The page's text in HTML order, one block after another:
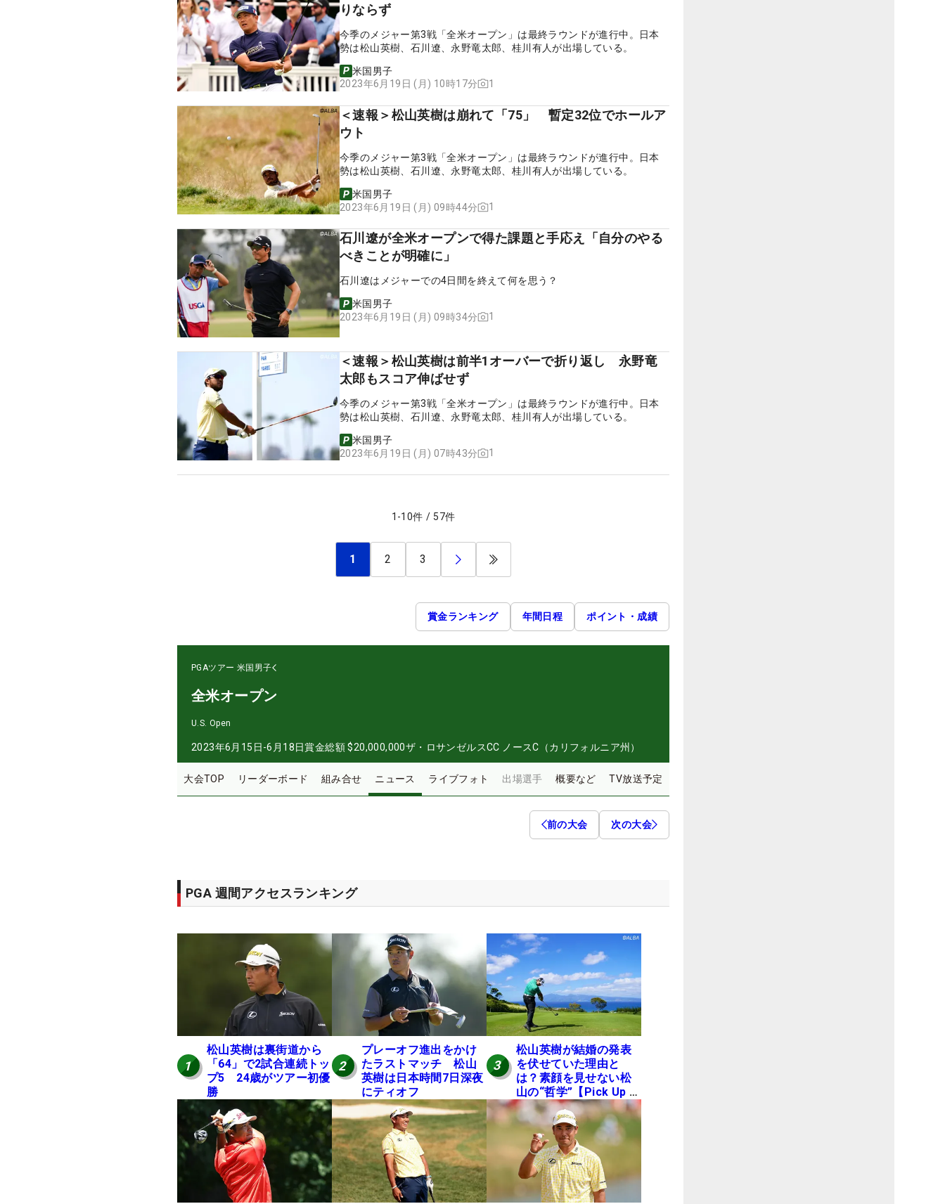
りならず
今季のメジャー第3戦「全米オープン」は最終ラウンドが進行中。日本
勢は松山英樹、石川遼、永野竜太郎、桂川有人が出場している。
米国男子
2023年6月19日 (月) 10時17分
1
＜速報＞松山英樹は崩れて「75」 暫定32位でホールア
ウト
今季のメジャー第3戦「全米オープン」は最終ラウンドが進行中。日本
勢は松山英樹、石川遼、永野竜太郎、桂川有人が出場している。
米国男子
2023年6月19日 (月) 09時44分
1
石川遼が全米オープンで得た課題と手応え「自分のやる
べきことが明確に」
石川遼はメジャーでの4日間を終えて何を思う？
米国男子
2023年6月19日 (月) 09時34分
1
＜速報＞松山英樹は前半1オーバーで折り返し 永野竜
太郎もスコア伸ばせず
今季のメジャー第3戦「全米オープン」は最終ラウンドが進行中。日本
勢は松山英樹、石川遼、永野竜太郎、桂川有人が出場している。
米国男子
2023年6月19日 (月) 07時43分
1
1 -10件 / 57件
1 2 3
賞金ランキング 年間日程 ポイント・成績
PGAツアー 米国男子
全米オープン
U.S. Open
2023年6月15日-6月18日賞金総額 $20,000,000ザ・ロサンゼルスCC ノースC（カリフォルニア州）
大会TOP リーダーボード 組み合せ ニュース ライブフォト 出場選手 概要など TV放送予定
前の大会 次の大会
PGA 週間アクセスランキング
1
松山英樹は裏街道から
「64」で2試合連続トッ
プ5 24歳がツアー初優
勝
2
プレーオフ進出をかけ
たラストマッチ 松山
英樹は日本時間7日深夜
にティオフ
3
松山英樹が結婚の発表
を伏せていた理由と
は？素顔を見せない松
山の“哲学”【Pick Up 米
国男子ツアー十大ニュ
ース】